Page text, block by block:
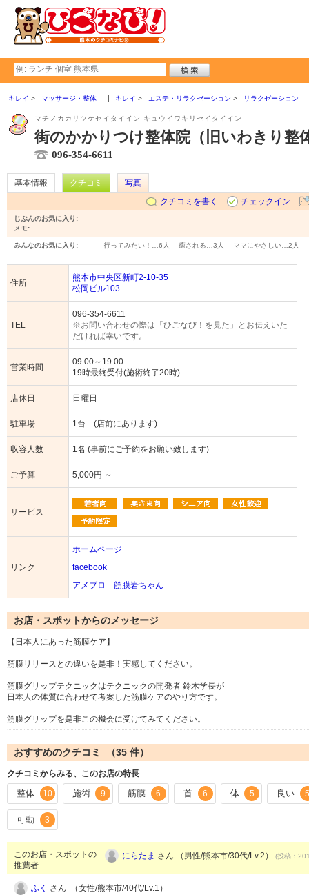
キレイ マッサージ・整体 キレイ エステ・リラクゼーション リラクゼーション
マチノカカリツケセイタイイン キュウイワキリセイタイイン
街のかかりつけ整体院（旧いわきり整
096-354-6611
基本情報 クチコミ
写真
クチコミを書く
チェックイン
じぶんのお気に入り:
メモ:
みんなのお気に入り: 行ってみたい！… 6人 癒される… 3人 ママにやさしい… 2人
住所
熊本市中央区新町2-10-35
松岡ビル103
TEL
096-354-6611
※お問い合わせの際は「ひごなび！を見た」とお伝えいた
だければ幸いです。
営業時間
09:00～19:00
19時最終受付(施術終了20時)
店休日 日曜日
駐車場 1台 (店前にあります)
収容人数 1名 (事前にご予約をお願い致します)
ご予算 5,000円 ～
サービス
リンク
ホームページ
facebook
アメブロ 筋膜岩ちゃん
お店・スポットからのメッセージ
【日本人にあった筋膜ケア】
筋膜リリースとの違いを是非！実感してください。
筋膜グリップテクニックはテクニックの開発者 鈴木学長が
日本人の体質に合わせて考案した筋膜ケアのやり方です。
筋膜グリップを是非この機会に受けてみてください。
おすすめのクチコミ （35 件）
クチコミからみる、このお店の特長
整体 10 施術 9 筋膜 6 首 6 体 5 良い
可動 3
このお店・スポットの
推薦者
にらたま さん （男性/熊本市/30代/Lv.2） (投稿：
ふく さん （女性/熊本市/40代/Lv.1）